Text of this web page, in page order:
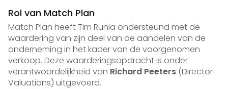
Rol van Match Plan
Match Plan heeft Tim Runia ondersteund met de
waardering van zijn deel van de aandelen van de
onderneming in het kader van de voorgenomen
verkoop. Deze waarderingsopdracht is onder
verantwoordelijkheid van Richard Peeters (Director
Valuations) uitgevoerd.